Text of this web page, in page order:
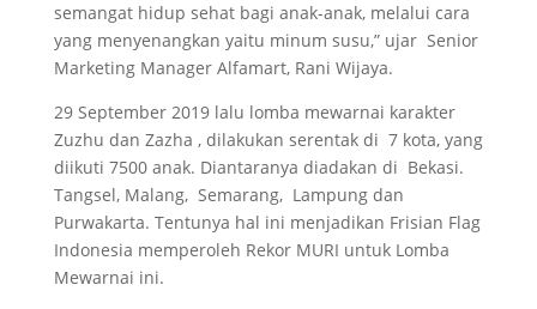
semangat hidup sehat bagi anak-anak, melalui cara
yang menyenangkan yaitu minum susu,” ujar Senior
Marketing Manager Alfamart, Rani Wijaya.
29 September 2019 lalu lomba mewarnai karakter
Zuzhu dan Zazha , dilakukan serentak di 7 kota, yang
diikuti 7500 anak. Diantaranya diadakan di Bekasi.
Tangsel, Malang, Semarang, Lampung dan
Purwakarta. Tentunya hal ini menjadikan Frisian Flag
Indonesia memperoleh Rekor MURI untuk Lomba
Mewarnai ini.